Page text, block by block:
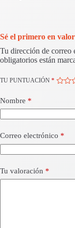
Sé el primero en
Tu dirección de correo
obligatorios están
TU PUNTUACIÓN *
Nombre *
Correo electrónico *
Tu valoración *